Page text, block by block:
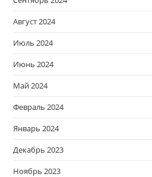
Август 2024
Июль 2024
Июнь 2024
Май 2024
Февраль 2024
Январь 2024
Декабрь 2023
Ноябрь 2023